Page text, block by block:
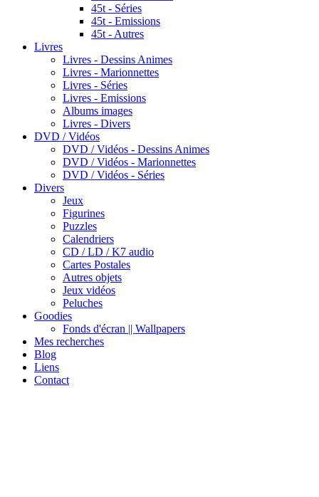
45t - Séries
45t - Emissions
45t - Autres
Livres
Livres - Dessins Animes
Livres - Marionnettes
Livres - Séries
Livres - Emissions
Albums images
Livres - Divers
DVD / Vidéos
DVD / Vidéos - Dessins Animes
DVD / Vidéos - Marionnettes
DVD / Vidéos - Séries
Divers
Jeux
Figurines
Puzzles
Calendriers
CD / LD / K7 audio
Cartes Postales
Autres objets
Jeux vidéos
Peluches
Goodies
Fonds d'écran || Wallpapers
Mes recherches
Blog
Liens
Contact